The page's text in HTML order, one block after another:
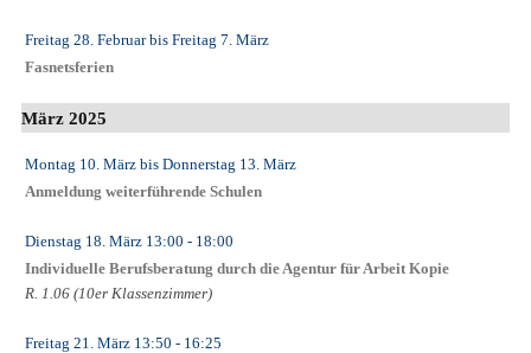
Freitag 28. Februarbis Freitag 7. März
Fasnetsferien
März 2025
Montag 10. März bis Donnerstag 13. März
Anmeldung weiterführende Schulen
Dienstag 18. März 13:00 - 18:00
Individuelle Berufsberatung durch die Agentur für Arbeit Kopie
R. 1.06 (10er Klassenzimmer)
Freitag 21. März 13:50 - 16:25